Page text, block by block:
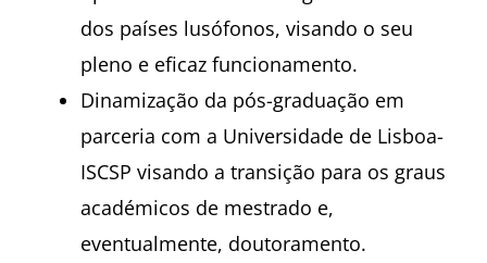
dos países lusófonos, visando o seu
pleno e eficaz funcionamento.
Dinamização da pós-graduação em
parceria com a Universidade de Lisboa-
ISCSP visando a transição para os graus
académicos de mestrado e,
eventualmente, doutoramento.